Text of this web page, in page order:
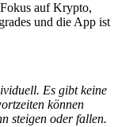
auf Krypto,
und die App ist
Es gibt keine
können
steigen oder fallen.